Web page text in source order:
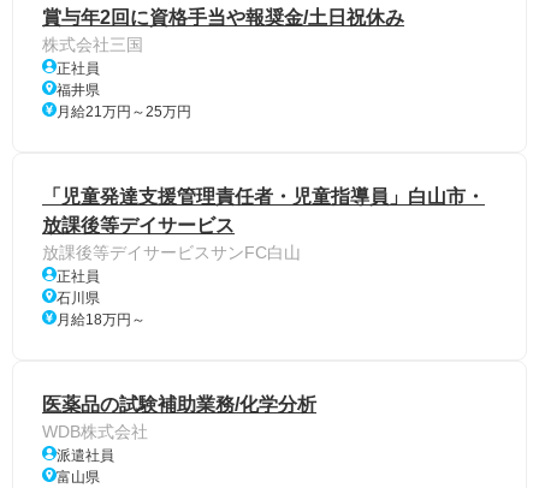
賞与年2回に資格手当や報奨金/土日祝休み
株式会社三国
正社員
福井県
月給21万円～25万円
「児童発達支援管理責任者・児童指導員」白山市・
放課後等デイサービス
放課後等デイサービスサンFC白山
正社員
石川県
月給18万円～
医薬品の試験補助業務/化学分析
WDB株式会社
派遣社員
富山県